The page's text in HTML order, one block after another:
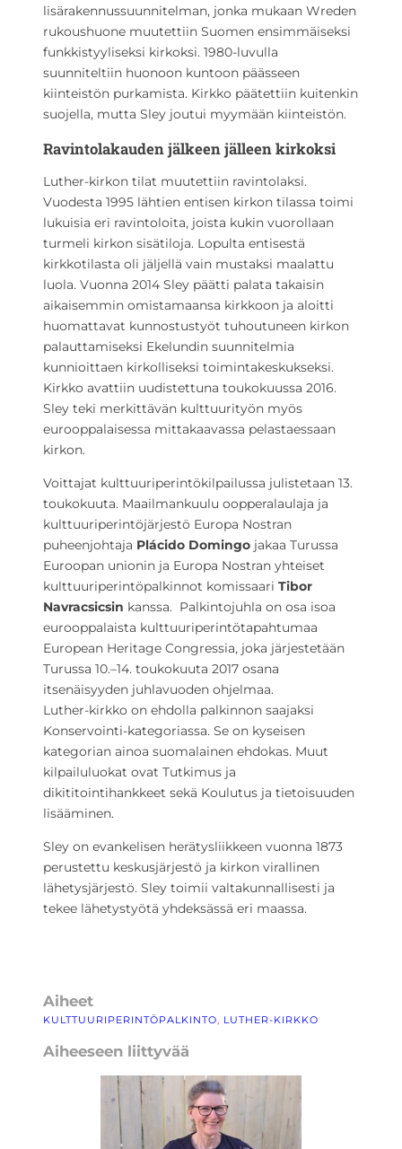
lisärakennussuunnitelman, jonka mukaan Wreden
rukoushuone muutettiin Suomen ensimmäiseksi
funkkis­tyyliseksi kirkoksi. 1980­-luvulla
suunniteltiin huonoon kuntoon päässeen
kiinteistön purkamista. Kirkko päätettiin kuitenkin
suojella, mutta Sley joutui myymään kiinteistön.
Ravintolakauden jälkeen jälleen kirkoksi
Luther­-kirkon tilat muutettiin ravintolaksi.
Vuodesta 1995 lähtien entisen kirkon tilassa toimi
lukuisia eri ravintoloita, joista kukin vuorollaan
turmeli kirkon sisätiloja. Lopulta entisestä
kirkkotilasta oli jäljellä vain mustaksi maalattu
luola. Vuonna 2014 Sley päätti palata takaisin
aikaisemmin omistamaansa kirkkoon ja aloitti
huomattavat kunnostustyöt tuhoutuneen kirkon
palauttamiseksi Ekelundin suunnitelmia
kunnioittaen kirkolliseksi toimintakeskukseksi.
Kirkko avattiin uudistettuna toukokuussa 2016.
Sley teki merkittävän kulttuurityön myös
eurooppalaisessa mittakaavassa pelastaessaan
kirkon.
Voittajat kulttuuriperintökilpailussa julistetaan 13.
toukokuuta. Maailmankuulu oopperalaulaja ja
kulttuuriperintöjärjestö Europa Nostran
puheenjohtaja Plácido Domingo jakaa Turussa
Euroopan unionin ja Europa Nostran yhteiset
kulttuuriperintöpalkinnot komissaari Tibor
Navracsicsin kanssa. Palkintojuhla on osa isoa
eurooppalaista kulttuuriperintötapahtumaa
European Heritage Congressia, joka järjestetään
Turussa 10.–14. toukokuuta 2017 osana
itsenäisyyden juhlavuoden ohjelmaa.
Luther-kirkko on ehdolla palkinnon saajaksi
Konservointi-kategoriassa. Se on kyseisen
kategorian ainoa suomalainen ehdokas. Muut
kilpailuluokat ovat Tutkimus ja
dikititointihankkeet sekä Koulutus ja tietoisuuden
lisääminen.
Sley on evankelisen herätysliikkeen vuonna 1873
perustettu keskusjärjestö ja kirkon virallinen
lähetysjärjestö. Sley toimii valtakunnallisesti ja
tekee lähetystyötä yhdeksässä eri maassa.
Aiheet
KULTTUURIPERINTÖPALKINTO, LUTHER-KIRKKO
Aiheeseen liittyvää